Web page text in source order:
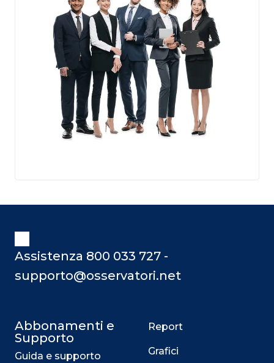
Assistenza 800 033 727 -
supporto@osservatori.net
Abbonamenti e
Supporto
Guida e supporto
Report
Grafici